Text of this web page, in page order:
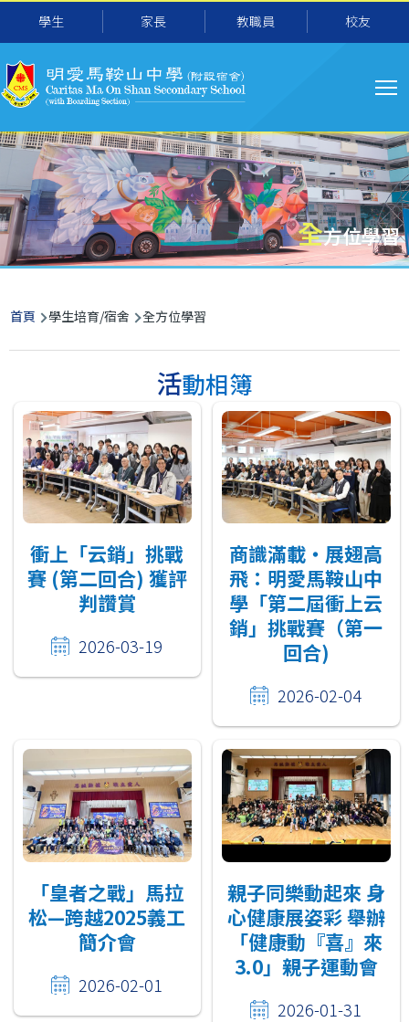
移至主內容
學生 家長 教職員 校友
导
航
全方位學習
導
航
首頁 學生培育/宿舍 全方位學習
活動相簿
衝上「云銷」挑戰
賽 (第二回合) 獲評
判讚賞
2026-03-19
商識滿載‧展翅高
飛：明愛馬鞍山中
學「第二屆衝上云
銷」挑戰賽（第一
回合)
2026-02-04
「皇者之戰」馬拉
松—跨越2025義工
簡介會
2026-02-01
親子同樂動起來 身
心健康展姿彩 舉辦
「健康動『喜』來
3.0」親子運動會
2026-01-31